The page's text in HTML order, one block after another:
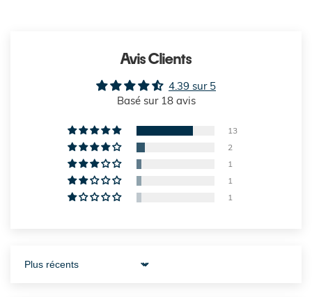
Avis Clients
4.39 sur 5
Basé sur 18 avis
13
2
1
1
1
Sort by